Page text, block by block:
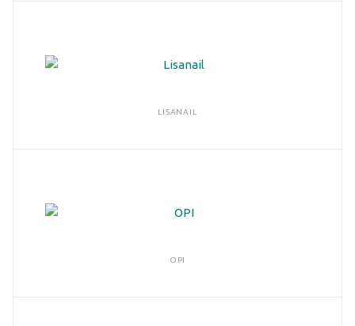
LISANAIL
OPI